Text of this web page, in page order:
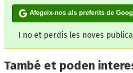
Afegeix-nos als preferits de
I no et perdis les noves
També et poden